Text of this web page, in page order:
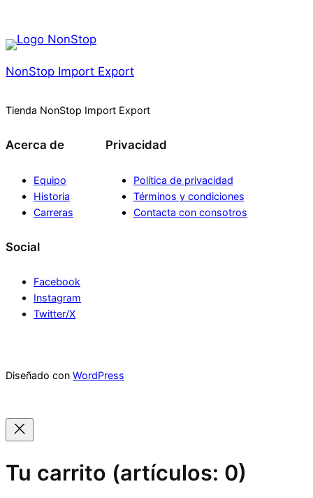
NonStop Import Export
Tienda NonStop Import Export
Acerca de
Equipo
Historia
Carreras
Privacidad
Política de privacidad
Términos y condiciones
Contacta con consotros
Social
Facebook
Instagram
Twitter/X
Diseñado con WordPress
Tu carrito (artículos: 0)